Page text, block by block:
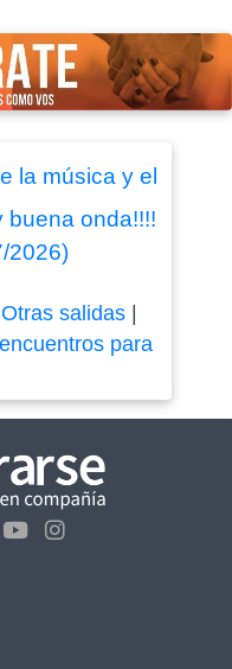
la música y el
buena onda!!!!
2026)
Otras salidas|
para